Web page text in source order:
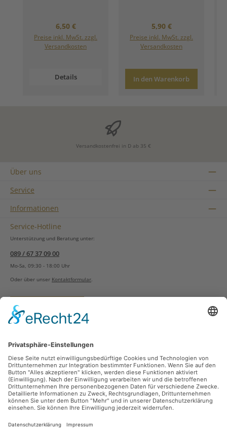
Regulärer Preis:
6,50 €
Preise inkl. MwSt. zzgl.
Versandkosten
Details
Regulärer Preis:
5,90 €
Preise inkl. MwSt. zzgl.
Versandkosten
In den Warenkorb
Versandkostenfrei in D ab 35 €
Über uns
Service
Informationen
Service-Hotline
Unterstützung und Beratung unter:
089 / 67 37 09 00
Mo-Sa, 09:30 - 18:00 Uhr
Oder über unser Kontaktformular.
Vertrag widerrufen
Zahlungsarten
Sicher Einkaufen
Ladengeschäft
Newsletter